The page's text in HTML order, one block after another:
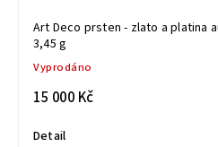
Art Deco prsten - zlato a platina
3,45 g
Vyprodáno
15 000 Kč
Detail